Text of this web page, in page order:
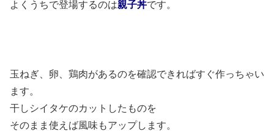
よくうちで登場するのは親子丼です。
玉ねぎ、卵、鶏肉があるのを確認できればすぐ作っちゃい
ます。
干しシイタケのカットしたものを
そのまま使えば風味もアップします。